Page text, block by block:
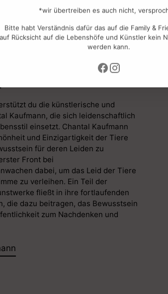
*wir übertreiben es auch nicht,
Bitte habt Verständnis dafür das auf die Family &
auf Rücksicht auf die Lebenshöfe und Künstler kein
werden kann.
du die künstlerische und
Kaufmann, die sich leidenschaftlich
einsetzt. Chantal Kaufmann
und Einzigartigkeit der Tiere
für deren Leiden zu
Front bei
dabei, um das Leid der Tiere
zu verleihen. Ein Teil der
fließt in ihre fortlaufenden
die dazu beitragen, das Bewusstsein
zum Nachdenken und